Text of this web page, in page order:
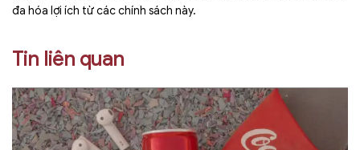
đa hóa lợi ích từ các chính sách này.
Tin liên quan